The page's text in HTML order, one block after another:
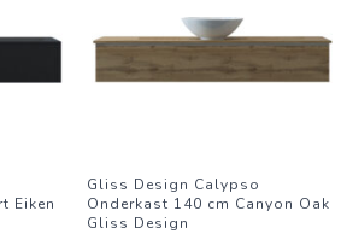
Eiken
Gliss Design Calypso
Onderkast 140 cm Canyon Oak
Gliss Design